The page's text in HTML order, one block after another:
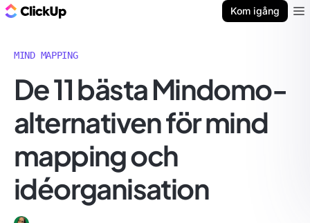
Kom igång
MIND MAPPING
De 11 bästa Mindomo-
alternativen för mind
mapping och
idéorganisation